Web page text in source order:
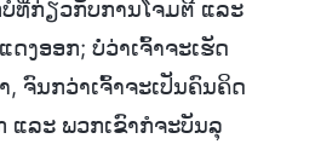
ທີ່ກ່ຽວກັບການໂຈມຕີ ແລະ
ອອກ; ບໍ່ວ່າເຈົ້າຈະເຮັດ
ຈົນກວ່າເຈົ້າຈະເປັນຄົນຄິດ
ແລະ ພວກເຂົາກໍຈະບັນລຸ